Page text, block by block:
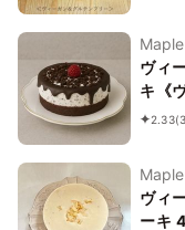
ヴィ
キ《
ツ》
2.33
ヴィ
ーキ